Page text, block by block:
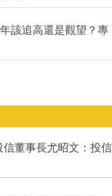
該追高還是觀望？專
信董事長尤昭文：投信